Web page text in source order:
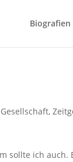
Biografien
,
sollte ich auch.